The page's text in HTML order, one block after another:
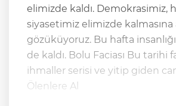
elimizde kaldı. Demokrasimiz,
siyasetimiz elimizde kalmasına
gözüküyoruz. Bu hafta
de kaldı. Bolu Faciası Bu tarihi facia ve
ihmaller serisi ve yitip giden
Ölenlere Al